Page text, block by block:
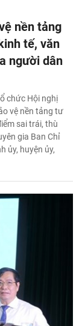
nền tảng
tế, văn
người dân
chức Hội nghị
vệ nền tảng tư
sai trái, thù
gia Ban Chỉ
ủy, huyện ủy,